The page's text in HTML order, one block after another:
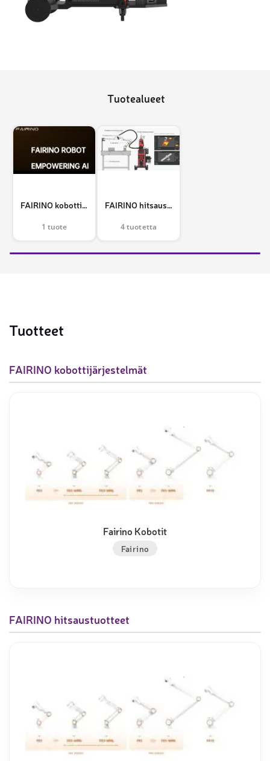
Tuotealueet
FAIRINO kobottijärjestelmät
1 tuote
FAIRINO hitsaustuotteet
4 tuotetta
Tuotteet
FAIRINO kobottijärjestelmät
Fairino Kobotit
Fairino
FAIRINO hitsaustuotteet